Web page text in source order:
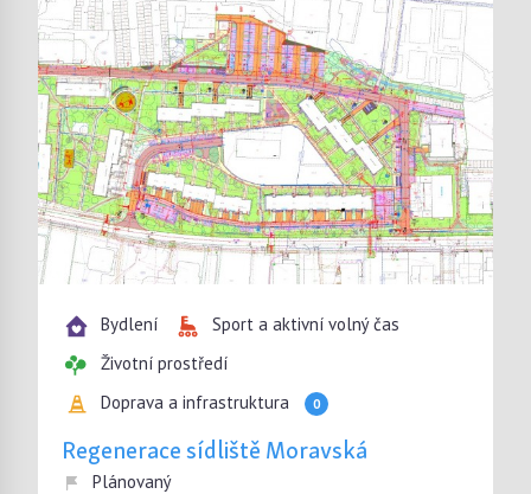
Bydlení
Sport a aktivní volný čas
Životní prostředí
Doprava a infrastruktura
0
Regenerace sídliště Moravská
Plánovaný